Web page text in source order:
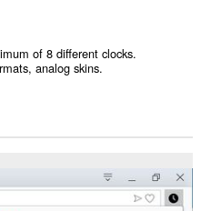
of 8 different clocks.
analog skins.